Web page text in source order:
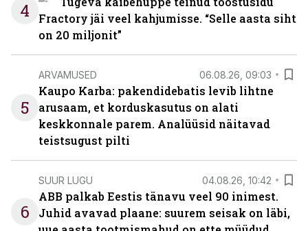
4
Fractory jäi veel kahjumisse. “Selle aasta siht
on 20 miljonit”
5
ARVAMUSED 06.08.26, 09:03
Kaupo Karba: pakendidebatis levib lihtne
arusaam, et korduskasutus on alati
keskkonnale parem. Analüüsid näitavad
teistsugust pilti
6
SUUR LUGU 04.08.26, 10:42
ABB palkab Eestis tänavu veel 90 inimest.
Juhid avavad plaane: suurem seisak on läbi,